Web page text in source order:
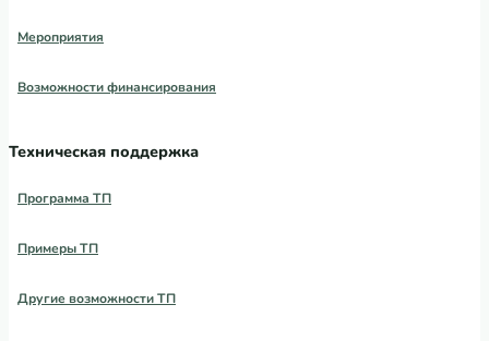
Мероприятия
Возможности финансирования
Техническая поддержка
Программа ТП
Примеры ТП
Другие возможности ТП